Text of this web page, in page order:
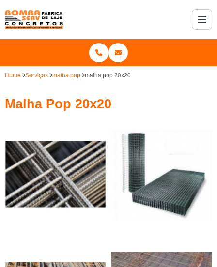
Home Serviços malha pop malha pop 20x20
Malha Pop 20x20